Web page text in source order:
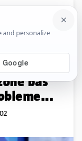
Komentari
baš